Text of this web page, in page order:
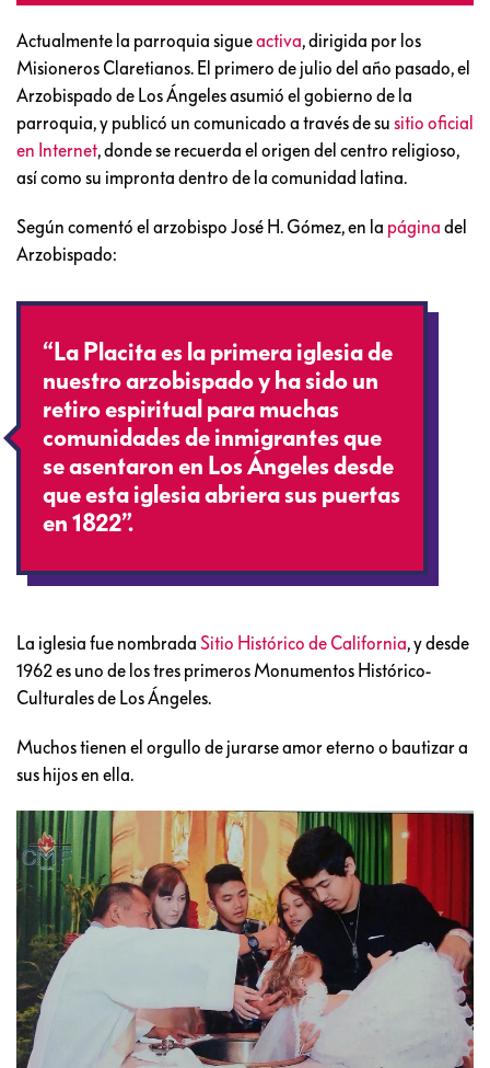
Actualmente la parroquia sigueactiva, dirigida por los
Misioneros Claretianos. El primero de julio del año pasado, el
Arzobispado de Los Ángeles asumió el gobierno de la
parroquia, y publicó un comunicado a través de su sitio oficial
en Internet, donde se recuerda el origen del centro religioso,
así como su impronta dentro de la comunidad latina.
Según comentó el arzobispo José H. Gómez, en la página del
Arzobispado:
“La Placita es la primera iglesia de
nuestro arzobispado y ha sido un
retiro espiritual para muchas
comunidades de inmigrantes que
se asentaron en Los Ángeles desde
que esta iglesia abriera sus puertas
en 1822”.
La iglesia fue nombrada Sitio Histórico de California, y desde
1962 es uno de los tres primeros Monumentos Histórico-
Culturales de Los Ángeles.
Muchos tienen el orgullo de jurarse amor eterno o bautizar a
sus hijos en ella.